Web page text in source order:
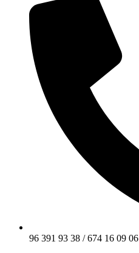
96 391 93 38 / 674 16 09 06